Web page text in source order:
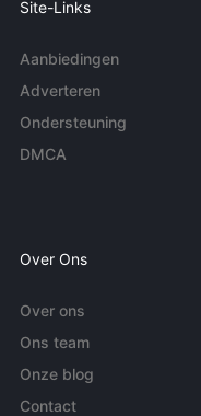
Site-Links
Aanbiedingen
Adverteren
Ondersteuning
DMCA
Over Ons
Over ons
Ons team
Onze blog
Contact